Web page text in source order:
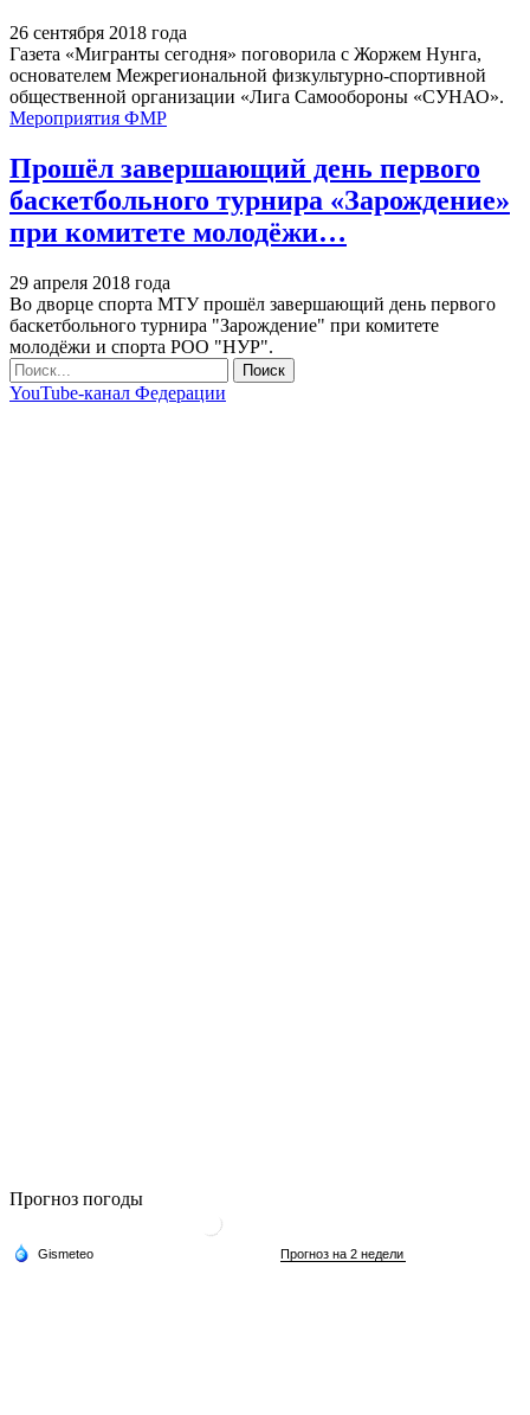
26 сентября 2018 года
Газета «Мигранты сегодня» поговорила с Жоржем Нунга,
основателем Межрегиональной физкультурно-спортивной
общественной организации «Лига Самообороны «СУНАО».
Мероприятия ФМР
Прошёл завершающий день первого
баскетбольного турнира «Зарождение»
при комитете молодёжи…
29 апреля 2018 года
Во дворце спорта МТУ прошёл завершающий день первого
баскетбольного турнира "Зарождение" при комитете
молодёжи и спорта РОО "НУР".
YouTube-канал Федерации
Прогноз погоды